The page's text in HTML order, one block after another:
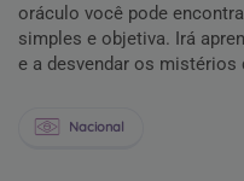
oráculo você pode
simples e objetiva. Irá
e a desvendar os
Nacional